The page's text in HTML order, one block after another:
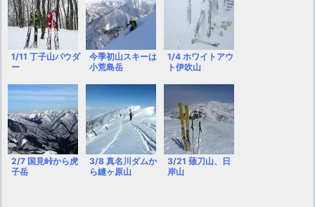
1/11 丁子山パウダ
ー
今季初山スキーは
小荒島岳
1/4 ホワイトアウ
ト伊吹山
2/7 国見峠から虎
子岳
3/8 真名川ダムか
ら縫ヶ原山
3/21 薙刀山、日
岸山